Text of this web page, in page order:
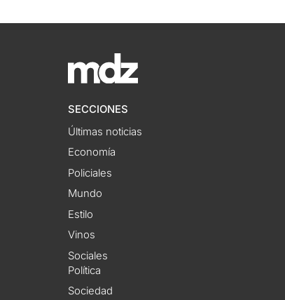
SECCIONES
Últimas noticias
Economía
Policiales
Mundo
Estilo
Vinos
Sociales
Política
Sociedad